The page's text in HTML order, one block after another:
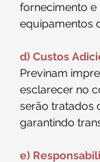
fornecimento
equipamentos
d) Custos
Previnam
esclarecer no
serão tratados
garantindo
e)